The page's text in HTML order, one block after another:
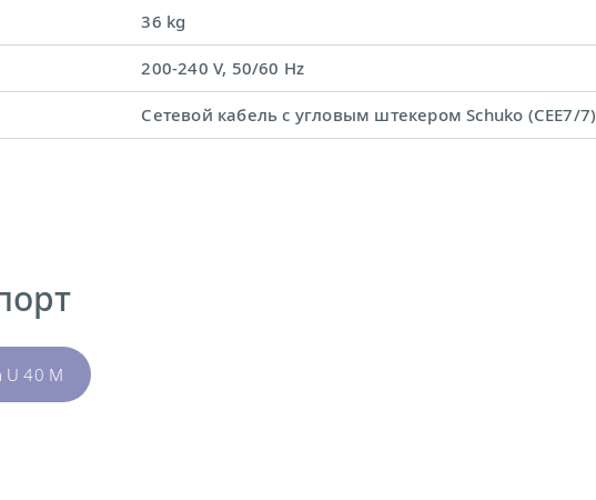
36 kg
200-240 V, 50/60 Hz
Сетевой кабель с угловым штекером Schuko (CEE7/7)
U 40 M